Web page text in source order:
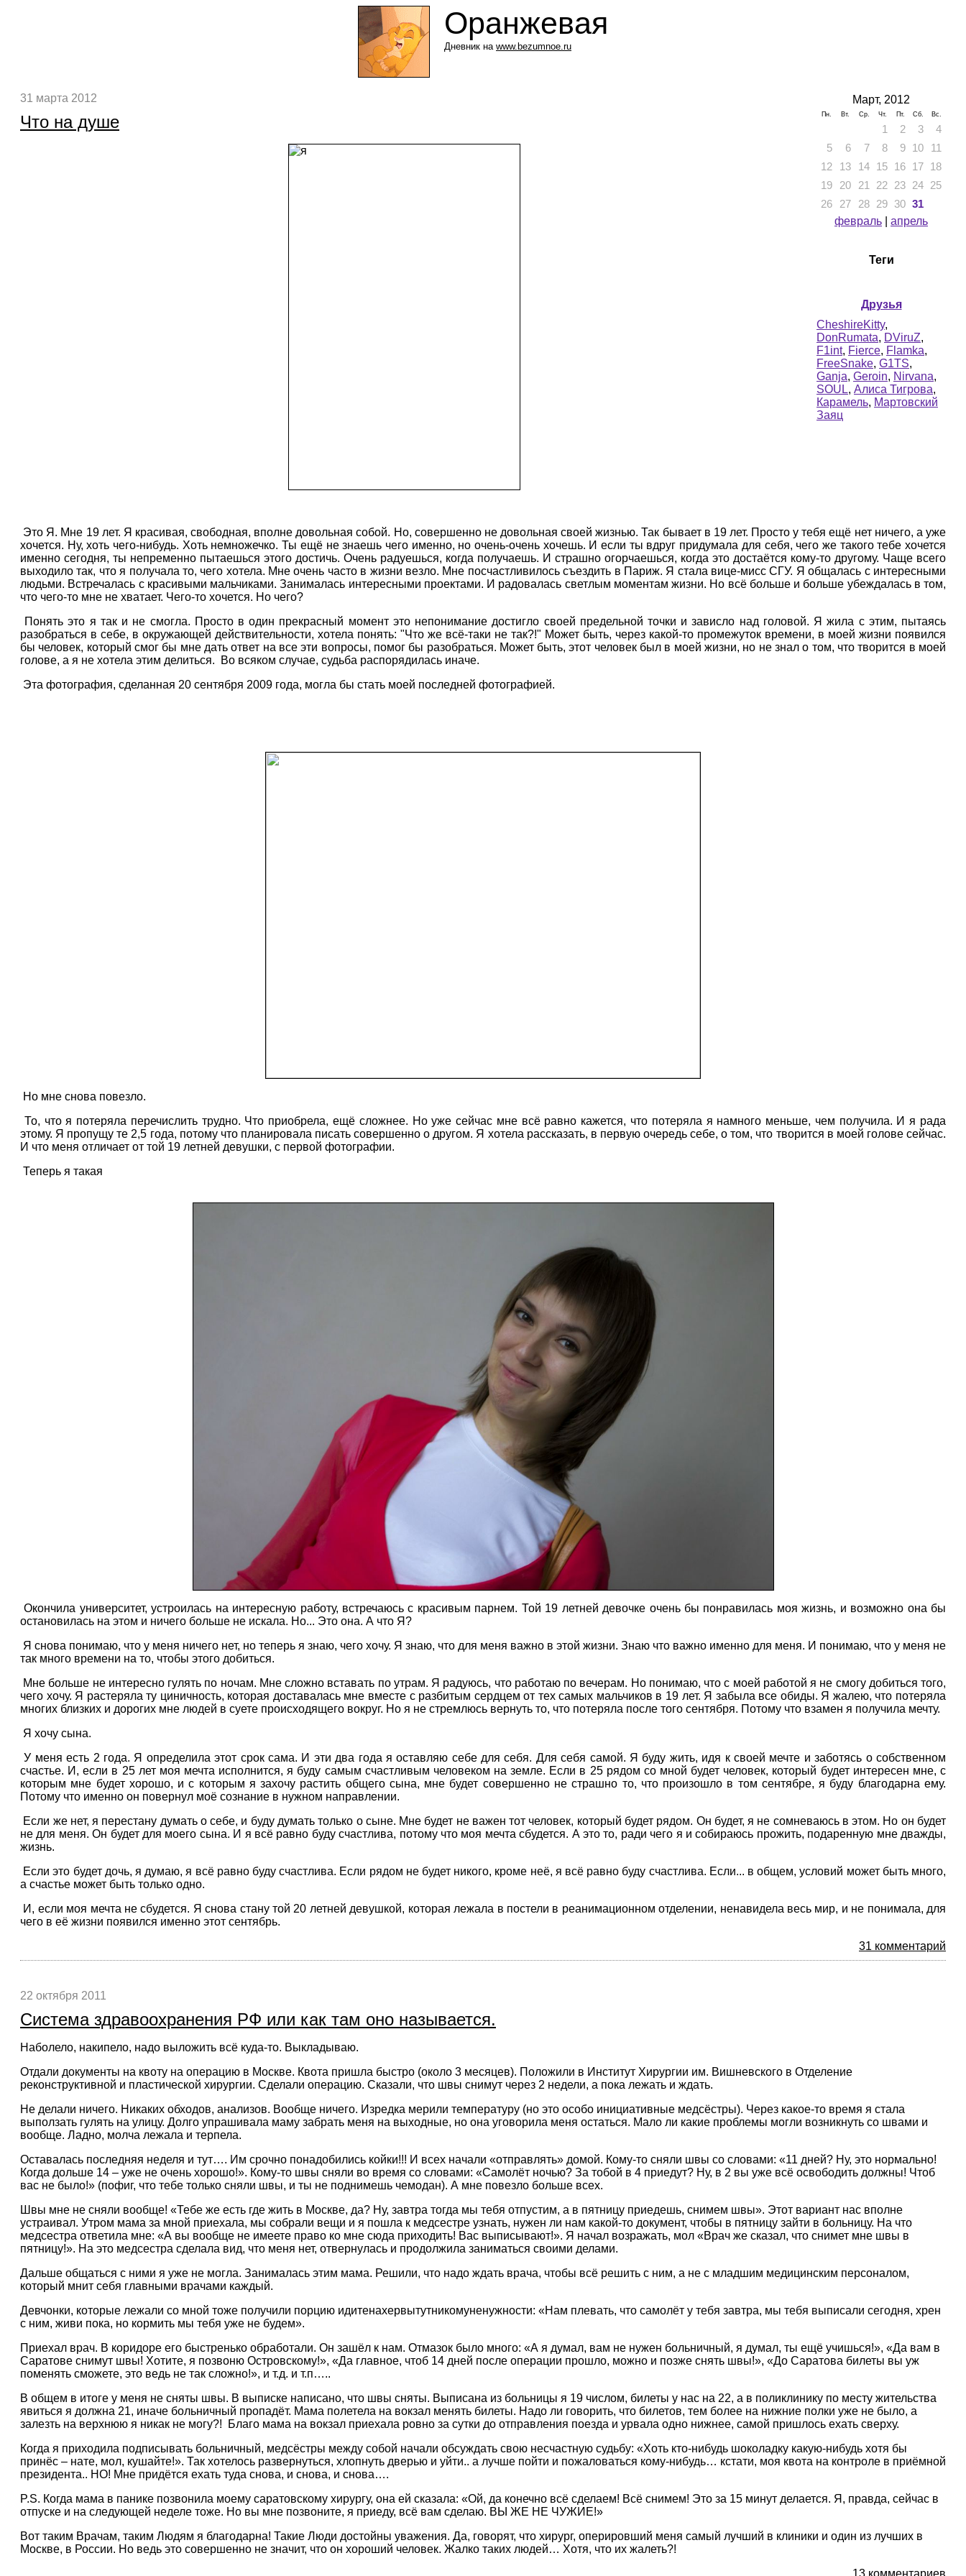
Оранжевая
Дневник на www.bezumnoe.ru
Март, 2012
Пн. Вт. Ср. Чт. Пт. Сб. Вс.
1 2 3
4
5
6 7 8 9 10
11
12
13 14 15 16 17
18
19
20 21 22 23 24
25
26
27 28 29 30 31
февраль апрель
Теги
Друзья
CheshireKitty,
DonRumata, DViruZ,
F1int, Fierce, Flamka,
FreeSnake, G1TS,
Ganja, Geroin, Nirvana,
SOUL, Алиса Тигрова,
Карамель, Мартовский
Заяц
31 марта 2012
Что на душе
Это Я. Мне 19 лет. Я красивая, свободная, вполне довольная собой. Но, совершенно не довольная своей жизнью. Так бывает в 19 лет. Просто у тебя ещё нет ничего, а уже
хочется. Ну, хоть чего-нибудь. Хоть немножечко. Ты ещё не знаешь чего именно, но очень-очень хочешь. И если ты вдруг придумала для себя, чего же такого тебе хочется
именно сегодня, ты непременно пытаешься этого достичь. Очень радуешься, когда получаешь. И страшно огорчаешься, когда это достаётся кому-то другому. Чаще всего
выходило так, что я получала то, чего хотела. Мне очень часто в жизни везло. Мне посчастливилось съездить в Париж. Я стала вице-мисс СГУ. Я общалась с интересными
людьми. Встречалась с красивыми мальчиками. Занималась интересными проектами. И радовалась светлым моментам жизни. Но всё больше и больше убеждалась в том,
что чего-то мне не хватает. Чего-то хочется. Но чего?
Понять это я так и не смогла. Просто в один прекрасный момент это непонимание достигло своей предельной точки и зависло над головой. Я жила с этим, пытаясь
разобраться в себе, в окружающей действительности, хотела понять: "Что же всё-таки не так?!" Может быть, через какой-то промежуток времени, в моей жизни появился
бы человек, который смог бы мне дать ответ на все эти вопросы, помог бы разобраться. Может быть, этот человек был в моей жизни, но не знал о том, что творится в моей
голове, а я не хотела этим делиться.
Во всяком случае, судьба распорядилась иначе.
Эта фотография, сделанная 20 сентября 2009 года, могла бы стать моей последней фотографией.
Но мне снова повезло.
То, что я потеряла перечислить трудно. Что приобрела, ещё сложнее. Но уже сейчас мне всё равно кажется, что потеряла я намного меньше, чем получила. И я рада
этому. Я пропущу те 2,5 года, потому что планировала писать совершенно о другом. Я хотела рассказать, в первую очередь себе, о том, что творится в моей голове сейчас.
И что меня отличает от той 19 летней девушки, с первой фотографии.
Теперь я такая
Окончила университет, устроилась на интересную работу, встречаюсь с красивым парнем. Той 19 летней девочке очень бы понравилась моя жизнь, и возможно она бы
остановилась на этом и ничего больше не искала. Но... Это она. А что Я?
Я снова понимаю, что у меня ничего нет, но теперь я знаю, чего хочу. Я знаю, что для меня важно в этой жизни. Знаю что важно именно для меня. И понимаю, что у меня не
так много времени на то, чтобы этого добиться.
Мне больше не интересно гулять по ночам. Мне сложно вставать по утрам. Я радуюсь, что работаю по вечерам. Но понимаю, что с моей работой я не смогу добиться того,
чего хочу. Я растеряла ту циничность, которая доставалась мне вместе с разбитым сердцем от тех самых мальчиков в 19 лет. Я забыла все обиды. Я жалею, что потеряла
многих близких и дорогих мне людей в суете происходящего вокруг. Но я не стремлюсь вернуть то, что потеряла после того сентября. Потому что взамен я получила мечту.
Я хочу сына.
У меня есть 2 года. Я определила этот срок сама. И эти два года я оставляю себе для себя. Для себя самой. Я буду жить, идя к своей мечте и заботясь о собственном
счастье. И, если в 25 лет моя мечта исполнится, я буду самым счастливым человеком на земле. Если в 25 рядом со мной будет человек, который будет интересен мне, с
которым мне будет хорошо, и с которым я захочу растить общего сына, мне будет совершенно не страшно то, что произошло в том сентябре, я буду благодарна ему.
Потому что именно он повернул моё сознание в нужном направлении.
Если же нет, я перестану думать о себе, и буду думать только о сыне. Мне будет не важен тот человек, который будет рядом. Он будет, я не сомневаюсь в этом. Но он будет
не для меня. Он будет для моего сына. И я всё равно буду счастлива, потому что моя мечта сбудется. А это то, ради чего я и собираюсь прожить, подаренную мне дважды,
жизнь.
Если это будет дочь, я думаю, я всё равно буду счастлива. Если рядом не будет никого, кроме неё, я всё равно буду счастлива. Если... в общем, условий может быть много,
а счастье может быть только одно.
И, если моя мечта не сбудется. Я снова стану той 20 летней девушкой, которая лежала в постели в реанимационном отделении, ненавидела весь мир, и не понимала, для
чего в её жизни появился именно этот сентябрь.
31 комментарий
22 октября 2011
Система здравоохранения РФ или как там оно называется.
Наболело, накипело, надо выложить всё куда-то. Выкладываю.
Отдали документы на квоту на операцию в Москве. Квота пришла быстро (около 3 месяцев). Положили в Институт Хирургии им. Вишневского в Отделение
реконструктивной и пластической хирургии. Сделали операцию. Сказали, что швы снимут через 2 недели, а пока лежать и ждать.
Не делали ничего. Никаких обходов, анализов. Вообще ничего. Изредка мерили температуру (но это особо инициативные медсёстры). Через какое-то время я стала
выползать гулять на улицу. Долго упрашивала маму забрать меня на выходные, но она уговорила меня остаться. Мало ли какие проблемы могли возникнуть со швами и
вообще. Ладно, молча лежала и терпела.
Оставалась последняя неделя и тут…. Им срочно понадобились койки!!! И всех начали «отправлять» домой. Кому-то сняли швы со словами: «11 дней? Ну, это нормально!
Когда дольше 14 – уже не очень хорошо!». Кому-то швы сняли во время со словами: «Самолёт ночью? За тобой в 4 приедут? Ну, в 2 вы уже всё освободить должны! Чтоб
вас не было!» (пофиг, что тебе только сняли швы, и ты не поднимешь чемодан). А мне повезло больше всех.
Швы мне не сняли вообще! «Тебе же есть где жить в Москве, да? Ну, завтра тогда мы тебя отпустим, а в пятницу приедешь, снимем швы». Этот вариант нас вполне
устраивал. Утром мама за мной приехала, мы собрали вещи и я пошла к медсестре узнать, нужен ли нам какой-то документ, чтобы в пятницу зайти в больницу. На что
медсестра ответила мне: «А вы вообще не имеете право ко мне сюда приходить! Вас выписывают!». Я начал возражать, мол «Врач же сказал, что снимет мне швы в
пятницу!». На это медсестра сделала вид, что меня нет, отвернулась и продолжила заниматься своими делами.
Дальше общаться с ними я уже не могла. Занималась этим мама. Решили, что надо ждать врача, чтобы всё решить с ним, а не с младшим медицинским персоналом,
который мнит себя главными врачами каждый.
Девчонки, которые лежали со мной тоже получили порцию идитенахервытутникомуненужности: «Нам плевать, что самолёт у тебя завтра, мы тебя выписали сегодня, хрен
с ним, живи пока, но кормить мы тебя уже не будем».
Приехал врач. В коридоре его быстренько обработали. Он зашёл к нам. Отмазок было много: «А я думал, вам не нужен больничный, я думал, ты ещё учишься!», «Да вам в
Саратове снимут швы! Хотите, я позвоню Островскому!», «Да главное, чтоб 14 дней после операции прошло, можно и позже снять швы!», «До Саратова билеты вы уж
поменять сможете, это ведь не так сложно!», и т.д. и т.п…..
В общем в итоге у меня не сняты швы. В выписке написано, что швы сняты. Выписана из больницы я 19 числом, билеты у нас на 22, а в поликлинику по месту жительства
явиться я должна 21, иначе больничный пропадёт. Мама полетела на вокзал менять билеты. Надо ли говорить, что билетов, тем более на нижние полки уже не было, а
залезть на верхнюю я никак не могу?! Благо мама на вокзал приехала ровно за сутки до отправления поезда и урвала одно нижнее, самой пришлось ехать сверху.
Когда я приходила подписывать больничный, медсёстры между собой начали обсуждать свою несчастную судьбу: «Хоть кто-нибудь шоколадку какую-нибудь хотя бы
принёс – нате, мол, кушайте!». Так хотелось развернуться, хлопнуть дверью и уйти.. а лучше пойти и пожаловаться кому-нибудь… кстати, моя квота на контроле в приёмной
президента.. НО! Мне придётся ехать туда снова, и снова, и снова….
P.S. Когда мама в панике позвонила моему саратовскому хирургу, она ей сказала: «Ой, да конечно всё сделаем! Всё снимем! Это за 15 минут делается. Я, правда, сейчас в
отпуске и на следующей неделе тоже. Но вы мне позвоните, я приеду, всё вам сделаю. ВЫ ЖЕ НЕ ЧУЖИЕ!»
Вот таким Врачам, таким Людям я благодарна! Такие Люди достойны уважения. Да, говорят, что хирург, оперировший меня самый лучший в клиники и один из лучших в
Москве, в России. Но ведь это совершенно не значит, что он хороший человек. Жалко таких людей… Хотя, что их жалеть?!
13 комментариев